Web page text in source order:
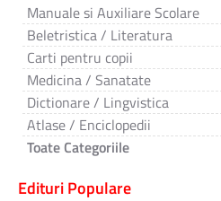
Manuale si Auxiliare Scolare
Beletristica / Literatura
Carti pentru copii
Medicina / Sanatate
Dictionare / Lingvistica
Atlase / Enciclopedii
Toate Categoriile
Edituri Populare